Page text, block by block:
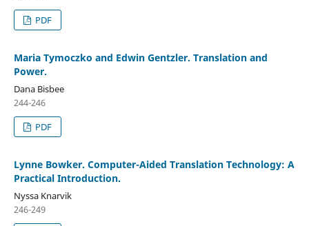
PDF
Maria Tymoczko and Edwin Gentzler. Translation and
Power.
Dana Bisbee
244-246
PDF
Lynne Bowker. Computer-Aided Translation Technology: A
Practical Introduction.
Nyssa Knarvik
246-249